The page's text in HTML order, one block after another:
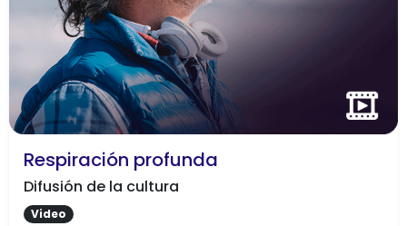
Respiración profunda
Difusión de la cultura
Video